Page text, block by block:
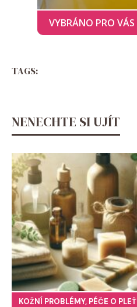
TAGS:
NENECHTE SI UJÍT
KOŽNÍ PROBLÉMY, PÉČE O PLEŤ